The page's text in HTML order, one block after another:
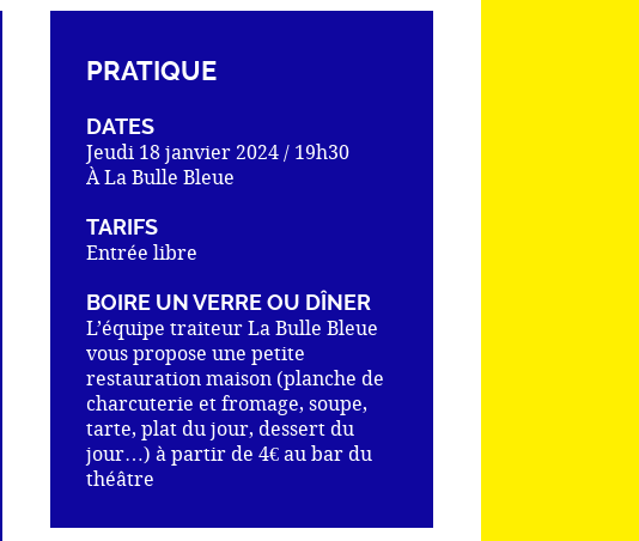
PRATIQUE
DATES
Jeudi 18 janvier 2024 / 19h30
À La Bulle Bleue
TARIFS
Entrée libre
BOIRE UN VERRE OU DÎNER
L’équipe traiteur La Bulle Bleue
vous propose une petite
restauration maison (planche de
charcuterie et fromage, soupe,
tarte, plat du jour, dessert du
jour…) à partir de 4€ au bar du
théâtre